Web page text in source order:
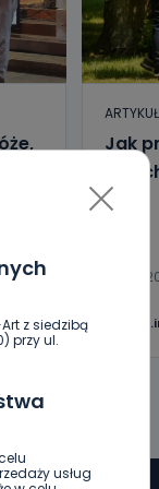
z siedzibą
przy ul.
usług
Jak